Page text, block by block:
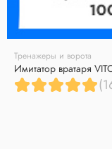
Тренажеры и ворота
Имитатор вратаря